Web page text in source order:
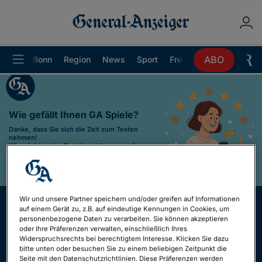
Bonn Region News Sport Freizeit Ratgeber
ABO
Wie gefällt Ihnen GA Spiele?
Danke, dass Sie sich die Zeit zum Testen
nehmen!
Wir möchten das Portal noch besser auf
Dauer der Umfrage ca. 5 Minuten
Wir und unsere Partner speichern und/oder greifen auf Informationen
auf einem Gerät zu, z.B. auf eindeutige Kennungen in Cookies, um
personenbezogene Daten zu verarbeiten. Sie können akzeptieren
oder Ihre Präferenzen verwalten, einschließlich Ihres
Widerspruchsrechts bei berechtigtem Interesse. Klicken Sie dazu
bitte unten oder besuchen Sie zu einem beliebigen Zeitpunkt die
Seite mit den Datenschutzrichtlinien. Diese Präferenzen werden